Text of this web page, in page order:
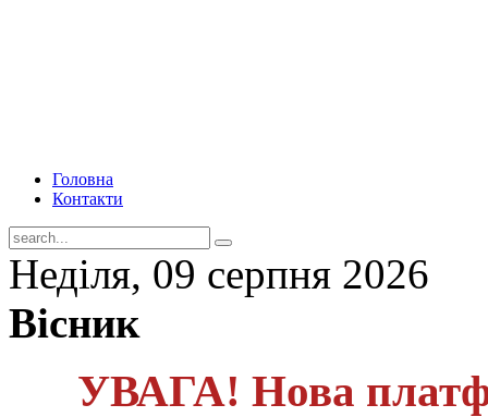
Головна
Контакти
Неділя, 09 серпня 2026
Вісник
УВАГА! Нова